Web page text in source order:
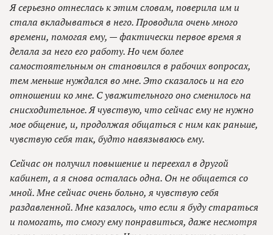
Я серьезно отнеслась к этим словам, поверила им и
стала вкладываться в него. Проводила очень много
времени, помогая ему, — фактически первое время я
делала за него его работу. Но чем более
самостоятельным он становился в рабочих вопросах,
тем меньше нуждался во мне. Это сказалось и на его
отношении ко мне. С уважительного оно сменилось на
снисходительное. Я чувствую, что сейчас ему не нужно
мое общение, и, продолжая общаться с ним как раньше,
чувствую себя так, будто навязываюсь ему.
Сейчас он получил повышение и переехал в другой
кабинет, а я снова осталась одна. Он не общается со
мной. Мне сейчас очень больно, я чувствую себя
раздавленной. Мне казалось, что если я буду стараться
и помогать, то смогу ему понравиться, даже несмотря